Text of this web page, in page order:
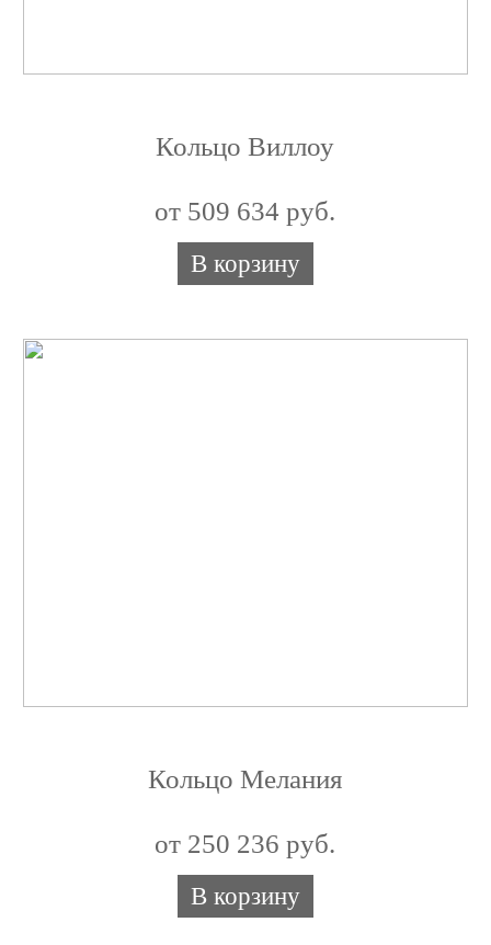
Кольцо Виллоу
от 509 634 руб.
В корзину
Кольцо Мелания
от 250 236 руб.
В корзину